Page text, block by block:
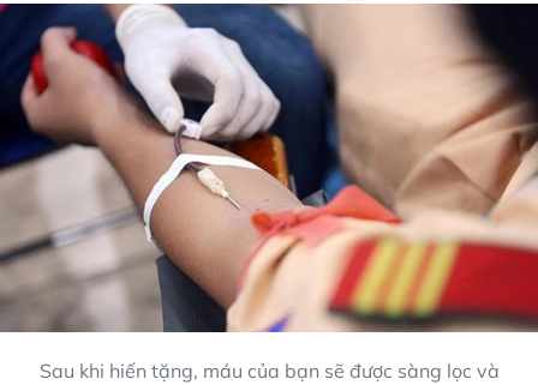
Sau khi hiến tặng, máu của bạn sẽ được sàng lọc và